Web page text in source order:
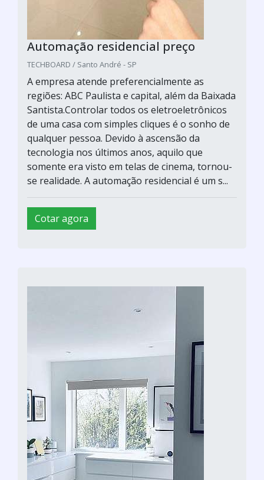
Automação residencial preço
TECHBOARD / Santo André - SP
A empresa atende preferencialmente as
regiões: ABC Paulista e capital, além da Baixada
Santista.Controlar todos os eletroeletrônicos
de uma casa com simples cliques é o sonho de
qualquer pessoa. Devido à ascensão da
tecnologia nos últimos anos, aquilo que
somente era visto em telas de cinema, tornou-
se realidade. A automação residencial é um s...
Cotar agora